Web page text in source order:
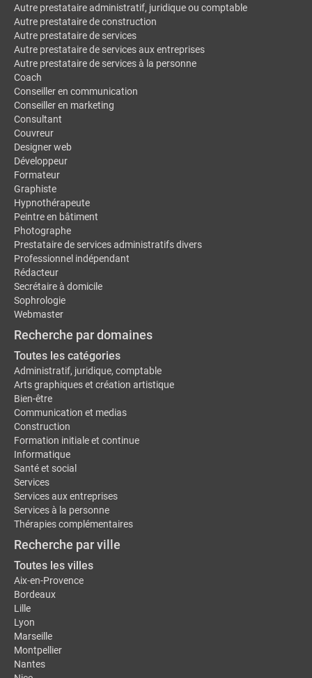
Autre prestataire administratif, juridique ou comptable
Autre prestataire de construction
Autre prestataire de services
Autre prestataire de services aux entreprises
Autre prestataire de services à la personne
Coach
Conseiller en communication
Conseiller en marketing
Consultant
Couvreur
Designer web
Développeur
Formateur
Graphiste
Hypnothérapeute
Peintre en bâtiment
Photographe
Prestataire de services administratifs divers
Professionnel indépendant
Rédacteur
Secrétaire à domicile
Sophrologie
Webmaster
Recherche par domaines
Toutes les catégories
Administratif, juridique, comptable
Arts graphiques et création artistique
Bien-être
Communication et medias
Construction
Formation initiale et continue
Informatique
Santé et social
Services
Services aux entreprises
Services à la personne
Thérapies complémentaires
Recherche par ville
Toutes les villes
Aix-en-Provence
Bordeaux
Lille
Lyon
Marseille
Montpellier
Nantes